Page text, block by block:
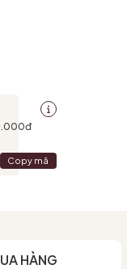
Copy mã
HÀNG